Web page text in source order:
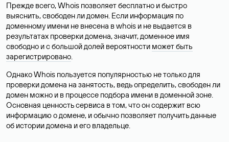
Прежде всего, Whois позволяет бесплатно и быстро
выяснить, свободен ли домен. Если информация по
доменному имени не внесена в whois и не выдается в
результатах проверки домена, значит, доменное имя
свободно и с большой долей вероятности может быть
зарегистрировано.
Однако Whois пользуется популярностью не только для
проверки домена на занятость, ведь определить, свободен ли
домен можно и в процессе подбора имени в доменной зоне.
Основная ценность сервиса в том, что он содержит всю
информацию о домене, и обычно позволяет получить данные
об истории домена и его владельце.